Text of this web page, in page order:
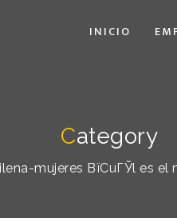
INICIO
Category
mujeres ВїCuГЎl es